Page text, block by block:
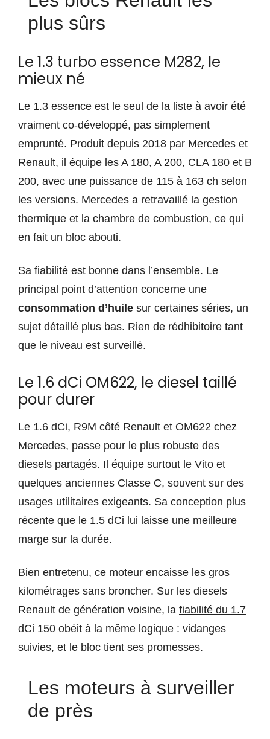
plus sûrs
Le 1.3 turbo essence M282, le
mieux né
Le 1.3 essence est le seul de la liste à avoir été
vraiment co-développé, pas simplement
emprunté. Produit depuis 2018 par Mercedes et
Renault, il équipe les A 180, A 200, CLA 180 et B
200, avec une puissance de 115 à 163 ch selon
les versions. Mercedes a retravaillé la gestion
thermique et la chambre de combustion, ce qui
en fait un bloc abouti.
Sa fiabilité est bonne dans l’ensemble. Le
principal point d’attention concerne une
consommation d’huile sur certaines séries, un
sujet détaillé plus bas. Rien de rédhibitoire tant
que le niveau est surveillé.
Le 1.6 dCi OM622, le diesel taillé
pour durer
Le 1.6 dCi, R9M côté Renault et OM622 chez
Mercedes, passe pour le plus robuste des
diesels partagés. Il équipe surtout le Vito et
quelques anciennes Classe C, souvent sur des
usages utilitaires exigeants. Sa conception plus
récente que le 1.5 dCi lui laisse une meilleure
marge sur la durée.
Bien entretenu, ce moteur encaisse les gros
kilométrages sans broncher. Sur les diesels
Renault de génération voisine, la fiabilité du 1.7
dCi 150 obéit à la même logique : vidanges
suivies, et le bloc tient ses promesses.
Les moteurs à surveiller
de près